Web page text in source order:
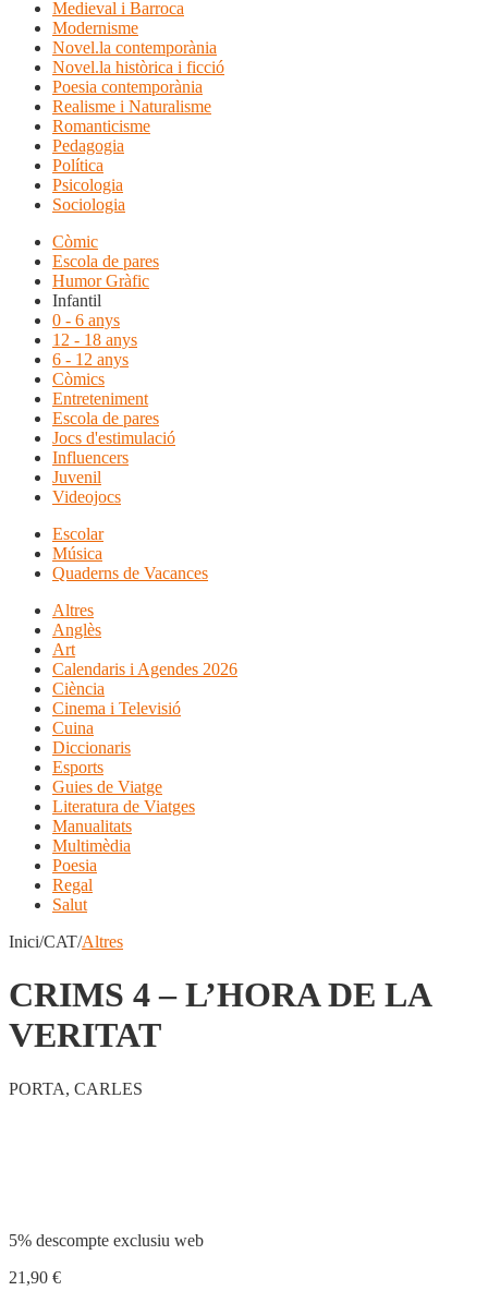
Medieval i Barroca
Modernisme
Novel.la contemporània
Novel.la històrica i ficció
Poesia contemporània
Realisme i Naturalisme
Romanticisme
Pedagogia
Política
Psicologia
Sociologia
Còmic
Escola de pares
Humor Gràfic
Infantil
0 - 6 anys
12 - 18 anys
6 - 12 anys
Còmics
Entreteniment
Escola de pares
Jocs d'estimulació
Influencers
Juvenil
Videojocs
Escolar
Música
Quaderns de Vacances
Altres
Anglès
Art
Calendaris i Agendes 2026
Ciència
Cinema i Televisió
Cuina
Diccionaris
Esports
Guies de Viatge
Literatura de Viatges
Manualitats
Multimèdia
Poesia
Regal
Salut
Inici/CAT/Altres
CRIMS 4 – L’HORA DE LA
VERITAT
PORTA, CARLES
5% descompte exclusiu web
21,90 €